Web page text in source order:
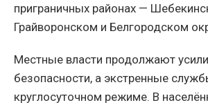
приграничных районах —
Грайворонском и Белгородском
Местные власти продолжают
безопасности, а экстренные
круглосуточном режиме. В